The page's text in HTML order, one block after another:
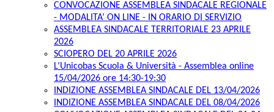
CONVOCAZIONE ASSEMBLEA SINDACALE REGIONALE
- MODALITA’ ON LINE - IN ORARIO DI SERVIZIO
ASSEMBLEA SINDACALE TERRITORIALE 23 APRILE
2026
SCIOPERO DEL 20 APRILE 2026
L’Unicobas Scuola & Università - Assemblea online
15/04/2026 ore 14:30-19:30
INDIZIONE ASSEMBLEA SINDACALE DEL 13/04/2026
INDIZIONE ASSEMBLEA SINDACALE DEL 08/04/2026